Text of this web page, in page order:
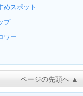
めスポット
プ
ワー
ページの先頭へ ▲